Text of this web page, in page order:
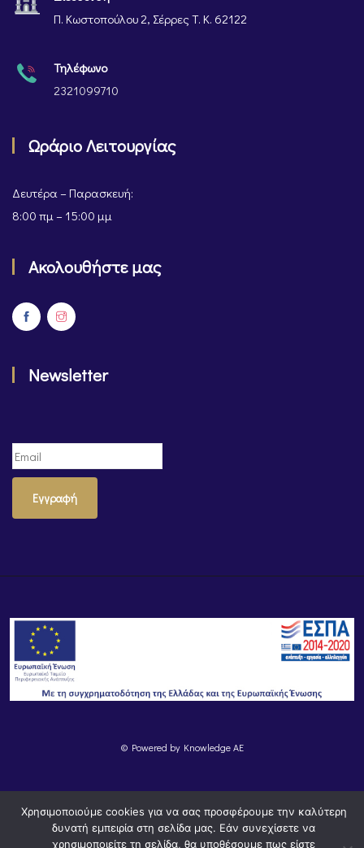
Π. Κωστοπούλου 2, Σέρρες Τ. Κ. 62122
Τηλέφωνο
2321099710
Ωράριο Λειτουργίας
Δευτέρα – Παρασκευή:
8:00 πμ – 15:00 μμ
Ακολουθήστε μας
Newsletter
Εγγραφή
© Powered by Knowledge AE
Χρησιμοποιούμε cookies για να σας προσφέρουμε την καλύτερη
δυνατή εμπειρία στη σελίδα μας. Εάν συνεχίσετε να
χρησιμοποιείτε τη σελίδα, θα υποθέσουμε πως είστε